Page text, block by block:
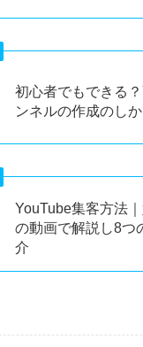
初心者でもできる
ンネルの作成のし
YouTube集客方法
の動画で解説し8つ
介